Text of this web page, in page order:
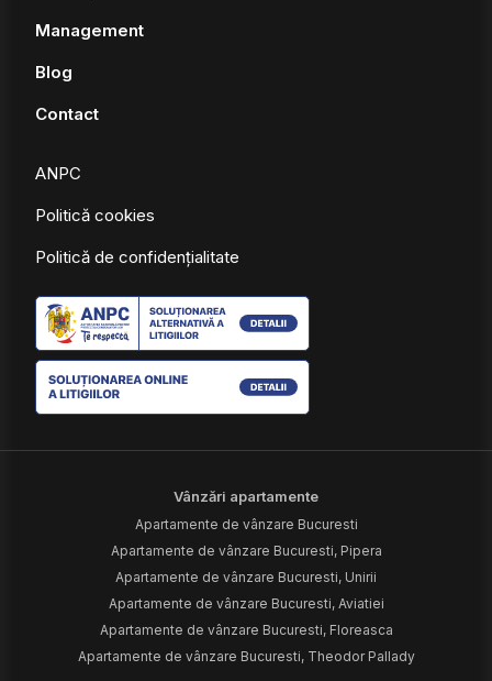
Management
Blog
Contact
ANPC
Politică cookies
Politică de confidențialitate
Vânzări apartamente
Apartamente de vânzare Bucuresti
Apartamente de vânzare Bucuresti, Pipera
Apartamente de vânzare Bucuresti, Unirii
Apartamente de vânzare Bucuresti, Aviatiei
Apartamente de vânzare Bucuresti, Floreasca
Apartamente de vânzare Bucuresti, Theodor Pallady